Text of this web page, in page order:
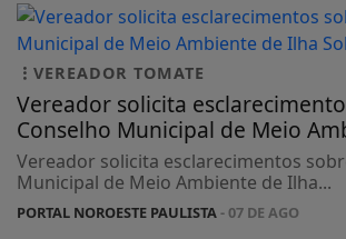
VEREADOR TOMATE
Vereador solicita
Conselho Municipal de Meio
Vereador solicita esclarecimentos
Municipal de Meio Ambiente de Ilha...
PORTAL NOROESTE PAULISTA- 07 DE AGO